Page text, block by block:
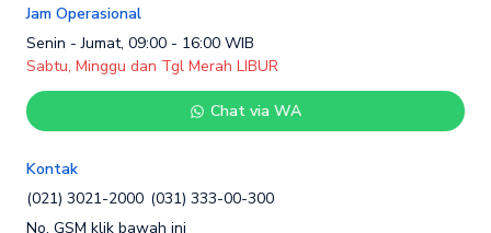
Jam Operasional
Senin - Jumat, 09:00 - 16:00 WIB
Sabtu, Minggu dan Tgl Merah LIBUR
Chat via WA
Kontak
(021) 3021-2000 (031) 333-00-300
No. GSM klik bawah ini